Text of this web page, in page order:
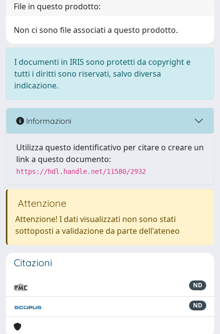
File in questo prodotto:
Non ci sono file associati a questo prodotto.
I documenti in IRIS sono protetti da copyright e
tutti i diritti sono riservati, salvo diversa
indicazione.
Informazioni
Utilizza questo identificativo per citare o creare un
link a questo documento:
https://hdl.handle.net/11580/2932
Attenzione
Attenzione! I dati visualizzati non sono stati
sottoposti a validazione da parte dell'ateneo
Citazioni
ND
ND